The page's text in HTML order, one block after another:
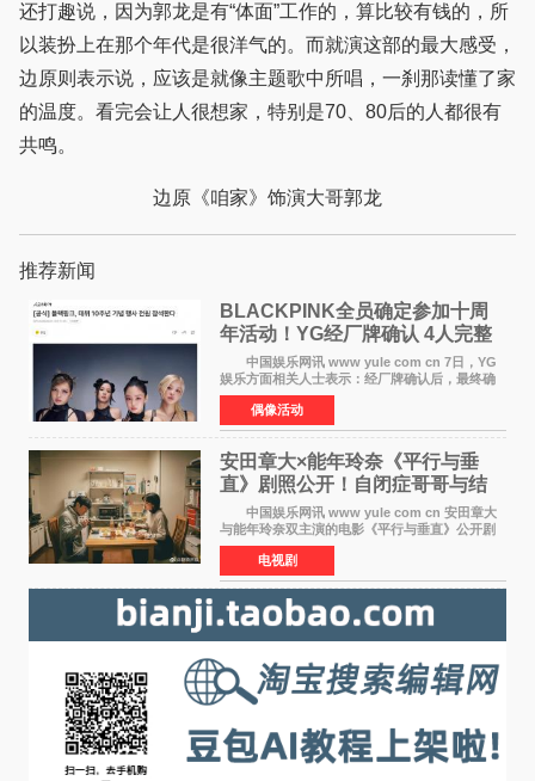
还打趣说，因为郭龙是有“体面”工作的，算比较有钱的，所
以装扮上在那个年代是很洋气的。而就演这部的最大感受，
边原则表示说，应该是就像主题歌中所唱，一刹那读懂了家
的温度。看完会让人很想家，特别是70、80后的人都很有
共鸣。
边原《咱家》饰演大哥郭龙
推荐新闻
BLACKPINK全员确定参加十周
年活动！YG经厂牌确认 4人完整
体合体成行
中国娱乐网讯 www yule com cn 7日，YG
娱乐方面相关人士表示：经厂牌确认后，最终确
定4名成员均将出席。YG方面最终确认了智秀、
JENNIE、ROS&Eacute;、LISA四位
BLACKPINK成员全员出席，使组
偶像活动
安田章大×能年玲奈《平行与垂
直》剧照公开！自闭症哥哥与结
婚前夕妹妹直面未来
中国娱乐网讯 www yule com cn 安田章大
与能年玲奈双主演的电影《平行与垂直》公开剧
照，该片将于8月28日上映。 本片围绕患有自
闭症谱系障碍的哥哥大贵（安田章大 饰）与即将
结婚的妹妹
电视剧